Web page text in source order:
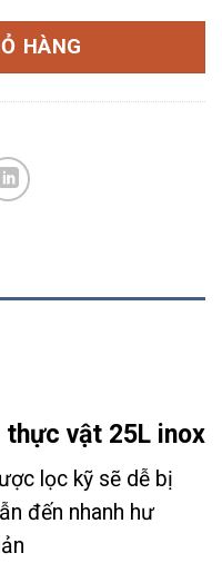
HÀNG
vật 25L inox
lọc kỹ sẽ dễ bị
đến nhanh hư